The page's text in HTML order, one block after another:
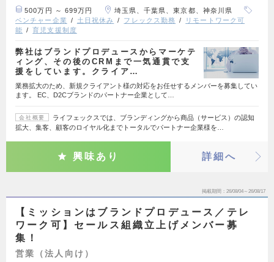
500万円 ～ 699万円
埼玉県、千葉県、東京都、神奈川県
ベンチャー企業
土日祝休み フレックス勤務
リモートワーク可
能
育児支援制度
弊社はブランドプロデュースからマーケテ
ィング、その後のCRMまで一気通貫で支
援をしています。クライア…
業務拡大のため、新規クライアント様の対応をお任せするメンバーを募集してい
ます。 EC、D2Cブランドのパートナー企業として…
会社概要
ライフェックスでは、ブランディングから商品（サービス）の認知
拡大、集客、顧客のロイヤル化までトータルでパートナー企業様を…
興味あり 詳細へ
掲載期間 26/08/04～26/08/17
【ミッションはブランドプロデュース／テレ
ワーク可】セールス組織立上げメンバー募
集！
営業（法人向け）